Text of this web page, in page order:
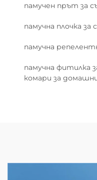
памучен прът за
памучна плочка за
памучна
памучна фитилка
комари за